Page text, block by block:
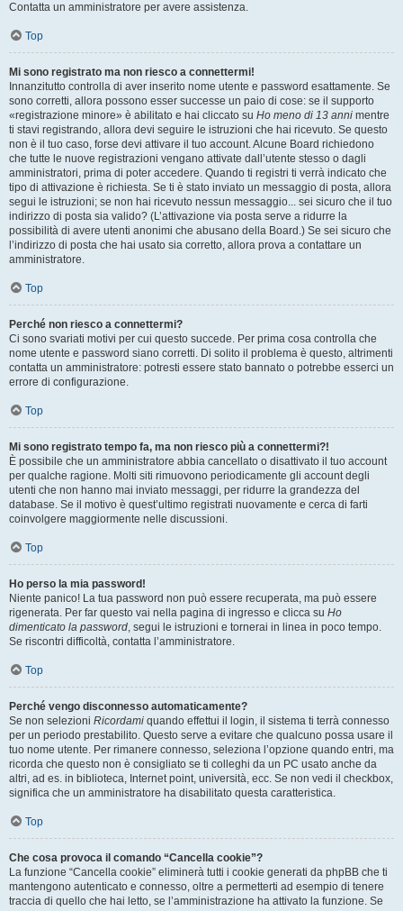
Contatta un amministratore per avere assistenza.
Top
Mi sono registrato ma non riesco a connettermi!
Innanzitutto controlla di aver inserito nome utente e password esattamente. Se
sono corretti, allora possono esser successe un paio di cose: se il supporto
«registrazione minore» è abilitato e hai cliccato su Ho meno di 13 anni mentre
ti stavi registrando, allora devi seguire le istruzioni che hai ricevuto. Se questo
non è il tuo caso, forse devi attivare il tuo account. Alcune Board richiedono
che tutte le nuove registrazioni vengano attivate dall’utente stesso o dagli
amministratori, prima di poter accedere. Quando ti registri ti verrà indicato che
tipo di attivazione è richiesta. Se ti è stato inviato un messaggio di posta, allora
segui le istruzioni; se non hai ricevuto nessun messaggio... sei sicuro che il tuo
indirizzo di posta sia valido? (L’attivazione via posta serve a ridurre la
possibilità di avere utenti anonimi che abusano della Board.) Se sei sicuro che
l’indirizzo di posta che hai usato sia corretto, allora prova a contattare un
amministratore.
Top
Perché non riesco a connettermi?
Ci sono svariati motivi per cui questo succede. Per prima cosa controlla che
nome utente e password siano corretti. Di solito il problema è questo, altrimenti
contatta un amministratore: potresti essere stato bannato o potrebbe esserci un
errore di configurazione.
Top
Mi sono registrato tempo fa, ma non riesco più a connettermi?!
È possibile che un amministratore abbia cancellato o disattivato il tuo account
per qualche ragione. Molti siti rimuovono periodicamente gli account degli
utenti che non hanno mai inviato messaggi, per ridurre la grandezza del
database. Se il motivo è quest’ultimo registrati nuovamente e cerca di farti
coinvolgere maggiormente nelle discussioni.
Top
Ho perso la mia password!
Niente panico! La tua password non può essere recuperata, ma può essere
rigenerata. Per far questo vai nella pagina di ingresso e clicca su Ho
dimenticato la password, segui le istruzioni e tornerai in linea in poco tempo.
Se riscontri difficoltà, contatta l’amministratore.
Top
Perché vengo disconnesso automaticamente?
Se non selezioni Ricordami quando effettui il login, il sistema ti terrà connesso
per un periodo prestabilito. Questo serve a evitare che qualcuno possa usare il
tuo nome utente. Per rimanere connesso, seleziona l’opzione quando entri, ma
ricorda che questo non è consigliato se ti colleghi da un PC usato anche da
altri, ad es. in biblioteca, Internet point, università, ecc. Se non vedi il checkbox,
significa che un amministratore ha disabilitato questa caratteristica.
Top
Che cosa provoca il comando “Cancella cookie”?
La funzione “Cancella cookie” eliminerà tutti i cookie generati da phpBB che ti
mantengono autenticato e connesso, oltre a permetterti ad esempio di tenere
traccia di quello che hai letto, se l’amministrazione ha attivato la funzione. Se